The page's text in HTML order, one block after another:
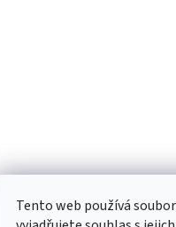
Tento web používá